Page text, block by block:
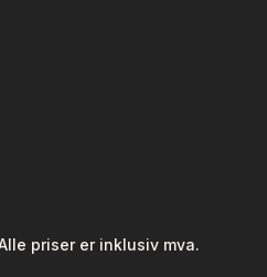
priser er inklusiv mva.